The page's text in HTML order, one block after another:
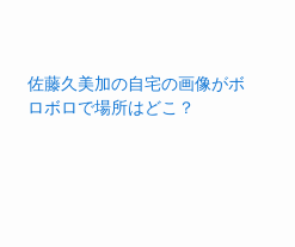
佐藤久美加の自宅の画像がボ
ロボロで場所はどこ？